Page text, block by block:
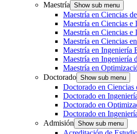
Maestría Show sub menu
Maestría en Ciencias
Maestría en Ciencias e
Maestría en Ciencias e
Maestría en Ciencias
Maestría en Ingeniería
Maestría en Ingeniería
Maestría en
Doctorado Show sub menu
Doctorado en Ciencias
Doctorado en
Doctorado en
Doctorado en
Admisión Show sub menu